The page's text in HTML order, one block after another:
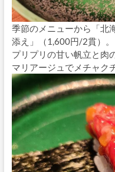
季節のメニューから「北
添え」（1,600円/2貫）。
プリプリの甘い帆立と肉
マリアージュでメチャク